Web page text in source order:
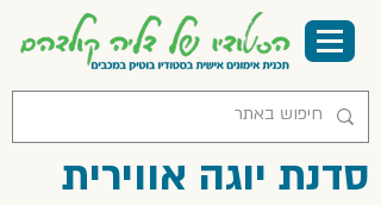
סדנת יוגה אווירית